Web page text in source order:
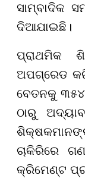
ସାମ୍ବାଦିକ
ଦିଆଯାଇଛି।
ପ୍ରାଥମିକ
ଅପଗ୍ରେଡ
ବେତନକୁ
ଠାରୁ
ଚାକିରିରେ
କ୍ରିମେଣ୍ଟ